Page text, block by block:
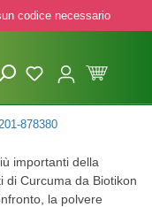
codice necessario
878380
importanti della
di Curcuma da Biotikon
la polvere